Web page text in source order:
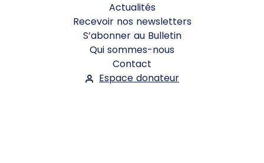
Actualités
Recevoir nos newsletters
S’abonner au Bulletin
Qui sommes-nous
Contact
Espace donateur